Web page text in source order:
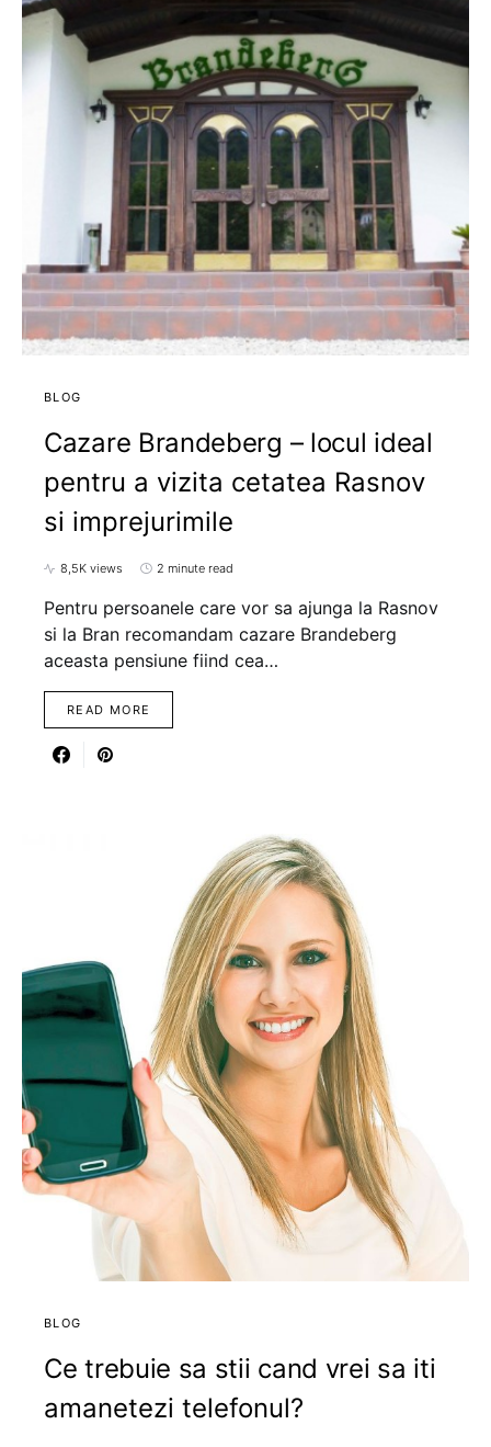
BLOG
Cazare Brandeberg – locul ideal
pentru a vizita cetatea Rasnov
si imprejurimile
8,5K views 2 minute read
Pentru persoanele care vor sa ajunga la Rasnov
si la Bran recomandam cazare Brandeberg
aceasta pensiune fiind cea…
READ MORE
BLOG
Ce trebuie sa stii cand vrei sa iti
amanetezi telefonul?